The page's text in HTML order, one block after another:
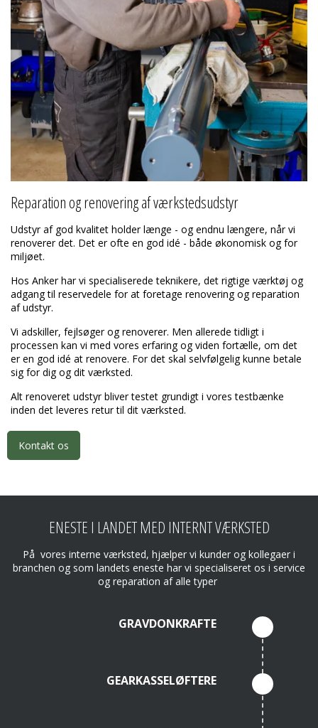
Reparation og renovering af værkstedsudstyr
Udstyr af god kvalitet holder længe - og endnu længere, når vi
renoverer det. Det er ofte en god idé - både økonomisk og for
miljøet.
Hos Anker har vi specialiserede teknikere, det rigtige værktøj og
adgang til reservedele for at foretage renovering og reparation
af udstyr.
Vi adskiller, fejlsøger og renoverer. Men allerede tidligt i
processen kan vi med vores erfaring og viden fortælle, om det
er en god idé at renovere. For det skal selvfølgelig kunne betale
sig for dig og dit værksted.
Alt renoveret udstyr bliver testet grundigt i vores testbænke
inden det leveres retur til dit værksted.
Kontakt os
ENESTE I LANDET MED INTERNT VÆRKSTED
På vores interne værksted, hjælper vi kunder og kollegaer i
branchen og som landets eneste har vi specialiseret os i service
og reparation af alle typer
GRAVDONKRAFTE
GEARKASSELØFTERE